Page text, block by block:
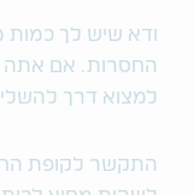
ודא שיש לך
החסרות. אם אתה
למצוא דרך
התקשר לקופת